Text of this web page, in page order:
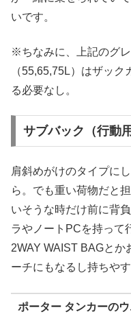
いです。
※ちなみに、上記のグ
（55,65,75L）はザッ
る必要なし。
サブバック（行動用
肩斜めがけのタイプに
ら。でも重い荷物だと
いそうな時だけ前に背
ラやノートPCを持って
2WAY WAIST BAGとか
ーチにもなるし持ちやす
ポーター タンカーの